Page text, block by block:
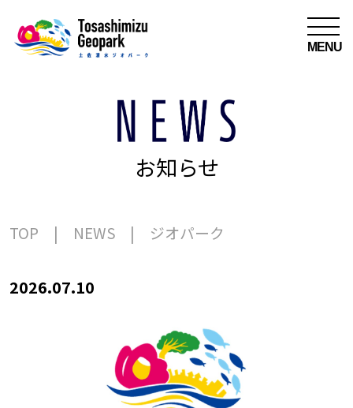
MENU
お知らせ
TOP NEWS ジオパーク
2026.07.10